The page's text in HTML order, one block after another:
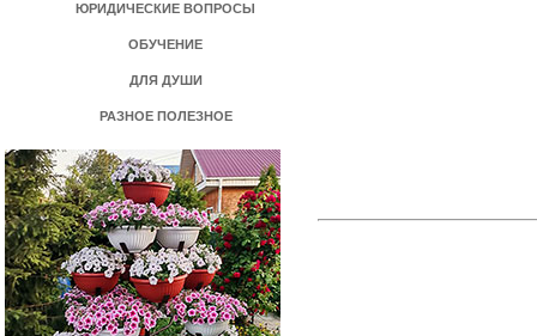
ЮРИДИЧЕСКИЕ ВОПРОСЫ
ОБУЧЕНИЕ
ДЛЯ ДУШИ
РАЗНОЕ ПОЛЕЗНОЕ